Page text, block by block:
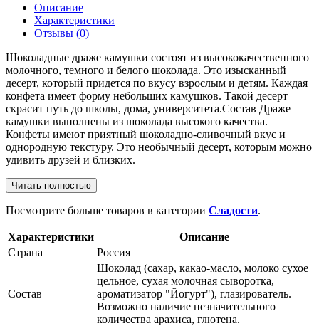
Описание
Характеристики
Отзывы (0)
Шоколадные драже камушки состоят из высококачественного
молочного, темного и белого шоколада. Это изысканный
десерт, который придется по вкусу взрослым и детям. Каждая
конфета имеет форму небольших камушков. Такой десерт
скрасит путь до школы, дома, университета.Состав Драже
камушки выполнены из шоколада высокого качества.
Конфеты имеют приятный шоколадно-сливочный вкус и
однородную текстуру. Это необычный десерт, которым можно
удивить друзей и близких.
Читать полностью
Посмотрите больше товаров в категории Сладости.
Характеристики
Описание
Страна
Россия
Состав
Шоколад (сахар, какао-масло, молоко сухое
цельное, сухая молочная сыворотка,
ароматизатор "Йогурт"), глазирователь.
Возможно наличие незначительного
количества арахиса, глютена.